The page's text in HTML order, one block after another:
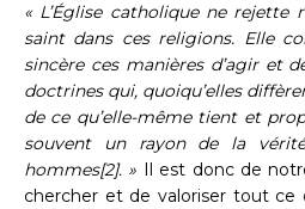
« L’Église catholique ne
saint dans ces religions. Elle
sincère ces manières d’agir et
doctrines qui, quoiqu’elles
de ce qu’elle-même tient et
souvent un rayon de la
hommes[2]. » Il est donc de
chercher et de valoriser tout ce